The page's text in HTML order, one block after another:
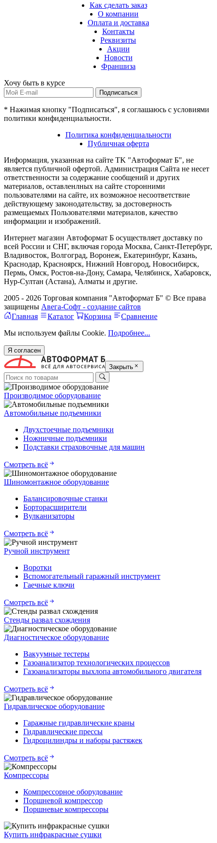
Как сделать заказ
О компании
Оплата и доставка
Контакты
Реквизиты
Акции
Новости
Франшиза
Хочу быть в курсе
Подписаться
* Нажимая кнопку "Подписаться", я соглашаюсь с условиями
политики конфиденциальности.
Политика конфиденциальности
Публичная оферта
Информация, указанная на сайте TK "Автоформат Б", не
является публичной офертой. Администрация Сайта не несет
ответственности за содержание сообщений и других
материалов, оставленлных на сайте сторонними
пользователями на сайте, их возможное несоответствие
действующему законодательству, за достоверность
размещаемых Пользователями материалов, качество
информации и изображений.
Интернет магазин Автоформат Б осуществляет доставку по
всей России и СНГ, включая города Москва, Санкт-Петербург,
Владивосток, Волгоград, Воронеж, Екатеринбург, Казань,
Краснодар, Красноярск, Нижний Новгород, Новосибирск,
Пермь, Омск, Ростов-на-Дону, Самара, Челябинск, Хабаровск,
Нур-Султан (Астана), Алматы и другие.
2005 - 2026 Торговая компания "Автоформат Б" © Все права
защищены Авега-Софт - создание сайтов
Главная
Каталог Корзина
Сравнение
Мы используем файлы Cookie. Подробнее...
Я согласен
Закрыть
Производимое оборудование
Автомобильные подъемники
Двухстоечные подъемники
Ножничные подъемники
Подставки страховочные для машин
Смотреть всё
Шиномонтажное оборудование
Балансировочные станки
Борторасширители
Вулканизаторы
Смотреть всё
Ручной инструмент
Воротки
Вспомогательный гаражный инструмент
Гаечные ключи
Смотреть всё
Стенды развал схождения
Диагностическое оборудование
Вакуумные тестеры
Газоанализатор технологических процессов
Газоанализаторы выхлопа автомобильного двигателя
Смотреть всё
Гидравлическое оборудование
Гаражные гидравлические краны
Гидравлические прессы
Гидроцилиндры и наборы растяжек
Смотреть всё
Компрессоры
Компрессорное оборудование
Поршневой компрессор
Поршневые компрессоры
Купить инфракрасные сушки